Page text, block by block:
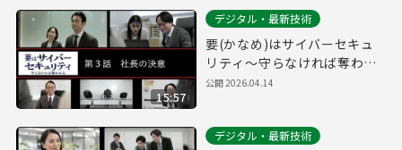
15:57
デジタル・最新技術
要(かなめ)はサイバーセキュ
リティ～守らなければ奪われ
る～第３話「社長の決意」(経
公開2026.04.14
デジタル・最新技術